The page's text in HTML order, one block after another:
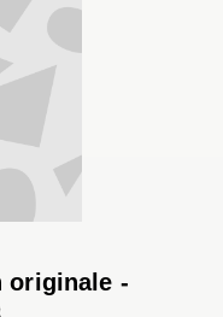
originale -